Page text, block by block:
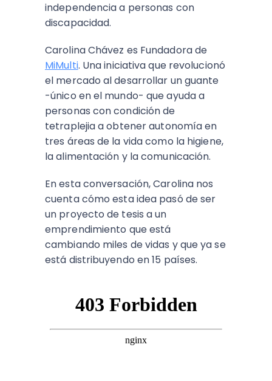
independencia a personas con
discapacidad.
Carolina Chávez es Fundadora de
MiMulti. Una iniciativa que revolucionó
el mercado al desarrollar un guante
-único en el mundo- que ayuda a
personas con condición de
tetraplejia a obtener autonomía en
tres áreas de la vida como la higiene,
la alimentación y la comunicación.
En esta conversación, Carolina nos
cuenta cómo esta idea pasó de ser
un proyecto de tesis a un
emprendimiento que está
cambiando miles de vidas y que ya se
está distribuyendo en 15 países.